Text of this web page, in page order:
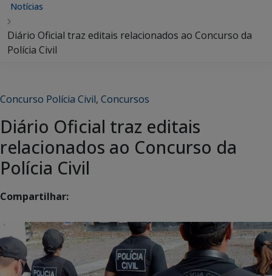
Notícias
Diário Oficial traz editais relacionados ao Concurso da
Polícia Civil
Concurso Polícia Civil, Concursos
Diário Oficial traz editais
relacionados ao Concurso da
Polícia Civil
Compartilhar: